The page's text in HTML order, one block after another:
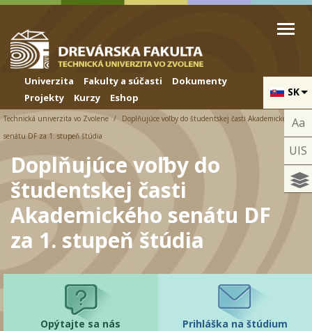
Skip to cookies
Skip to navigation
Skočiť na hlavný obsah
SK
Univerzita Fakulty a súčasti
Dokumenty
Projekty
Kurzy Eshop
Aa
UIS
Technická univerzita vo Zvolene
Doplňujúce voľby do študentskej časti Akademického
senátu DF za 1. stupeň štúdia
Doplňujúce voľby do
študentskej časti
Akademického senátu DF
za 1. stupeň štúdia
Opýtajte sa nás Prihláška na štúdium